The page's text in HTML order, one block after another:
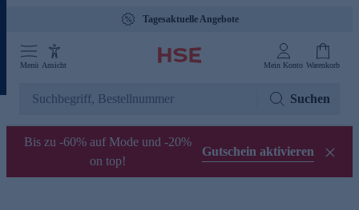
Tagesaktuelle Angebote
Menü Ansicht Mein Konto Warenkorb
Suchen
Bis zu -60% auf Mode und -20%
on top!
Gutschein aktivieren